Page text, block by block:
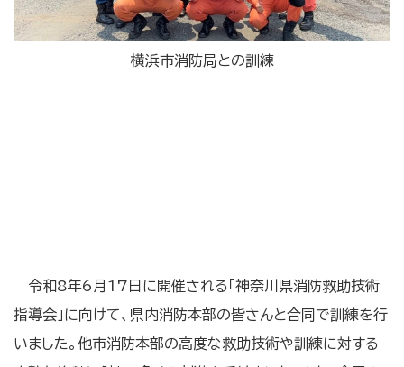
横浜市消防局との訓練
令和8年6月17日に開催される「神奈川県消防救助技術
指導会」に向けて、県内消防本部の皆さんと合同で訓練を行
いました。他市消防本部の高度な救助技術や訓練に対する